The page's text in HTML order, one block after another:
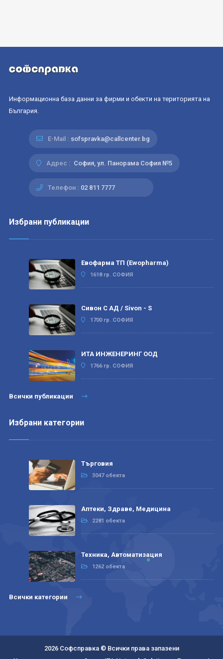
Информационна база данни за фирми и обекти на територията на
България.
E-Mail : sofspravka@callcenter.bg
Адрес : София, ул. Панорама София №5
Телефон : 02 811 7777
Избрани публикации
Евофарма ТП (Ewopharma)
1618 гр. СОФИЯ
Сивон С АД / Sivon - S
1700 гр. СОФИЯ
ИТА ИНЖЕНЕРИНГ ООД
1766 гр. СОФИЯ
Всички публикации
Избрани категории
Търговия
3047 обекта
Аптеки, Здраве, Медицина
2281 обекта
Техника, Автоматизация
1262 обекта
Всички категории
2026 Софсправка © Всички права запазени